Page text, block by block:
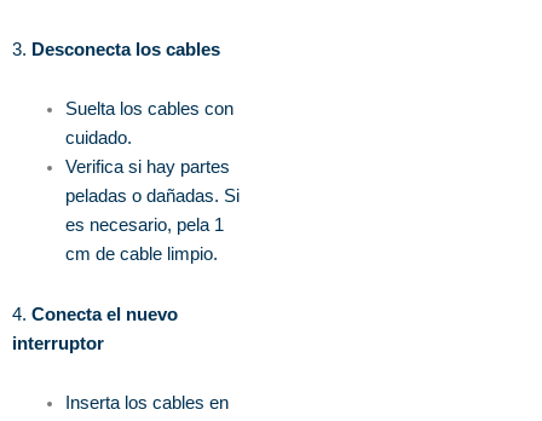
3. Desconecta los cables
Suelta los cables con
cuidado.
Verifica si hay partes
peladas o dañadas. Si
es necesario, pela 1
cm de cable limpio.
4. Conecta el nuevo
interruptor
Inserta los cables en